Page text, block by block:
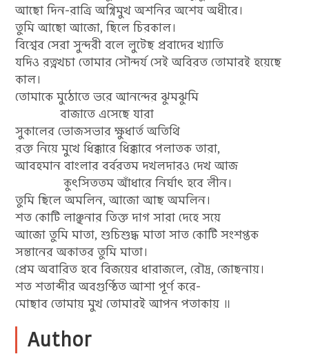
আছো দিন-রাত্রি অগ্নিমুখ অশনির অশেষ অধীরে।
তুমি আছো আজো, ছিলে চিরকাল।
বিশ্বের সেরা সুন্দরী বলে লুটেছ প্রবাদের খ্যাতি
যদিও রত্নখচা তোমার সৌন্দর্য সেই অবিরত তোমারই হয়েছে
কাল।
তোমাকে মুঠোতে ভরে আনন্দের ঝুমঝুমি
বাজাতে এসেছে যারা
সুকালের ভোজসভার ক্ষুধার্ত অতিথি
রক্ত নিয়ে মুখে ধিক্কারে ধিক্কারে পলাতক তারা,
আবহমান বাংলার বর্বরতম দখলদারও দেখ আজ
কুৎসিততম আঁধারে নির্ঘাৎ হবে লীন।
তুমি ছিলে অমলিন, আজো আছ অমলিন।
শত কোটি লাঞ্ছনার তিক্ত দাগ সারা দেহে সয়ে
আজো তুমি মাতা, শুচিশুদ্ধ মাতা সাত কোটি সংশপ্তক
সন্তানের অকাতর তুমি মাতা।
প্রেম অবারিত হবে বিজয়ের ধারাজলে, রৌদ্র, জোছনায়।
শত শতাব্দীর অবগুণ্ঠিত আশা পূর্ণ করে-
মোছাব তোমায় মুখ তোমারই আপন পতাকায় ॥
Author